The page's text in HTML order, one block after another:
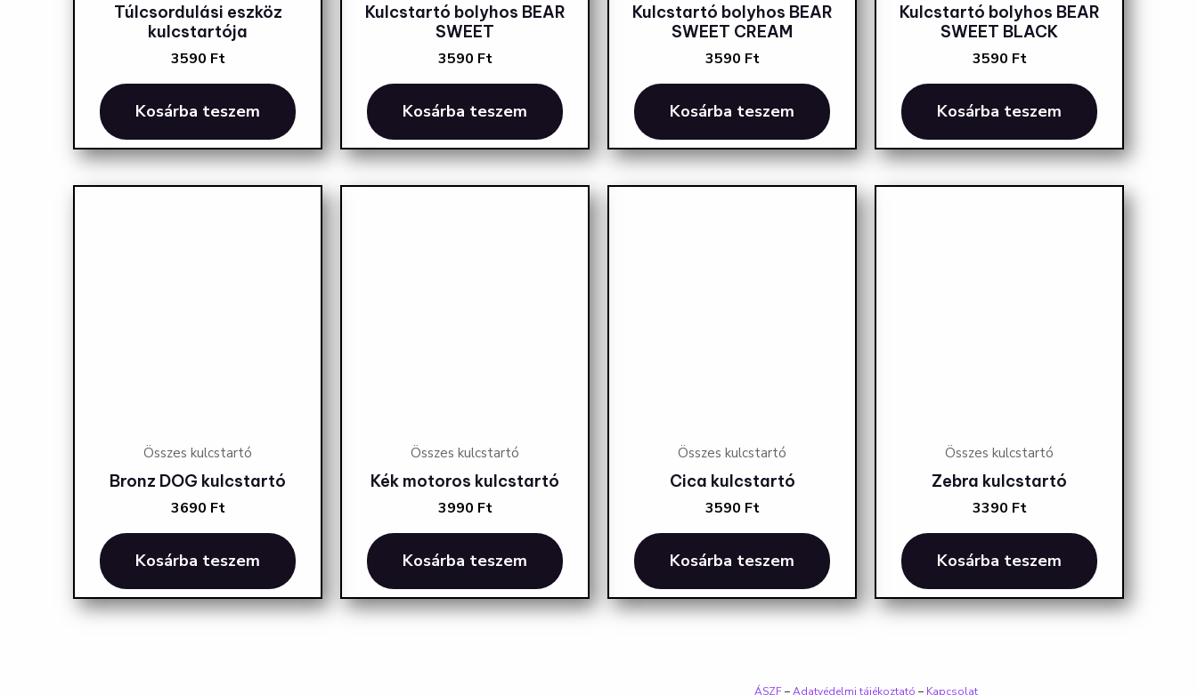
Túlcsordulási eszköz
kulcstartója
3590 Ft
Kosárba teszem
Kulcstartó bolyhos BEAR
SWEET
3590 Ft
Kosárba teszem
Kulcstartó bolyhos BEAR
SWEET CREAM
3590 Ft
Kosárba teszem
Kulcstartó bolyhos BEAR
SWEET BLACK
3590 Ft
Kosárba teszem
Összes kulcstartó
Bronz DOG kulcstartó
3690 Ft
Kosárba teszem
Összes kulcstartó
Kék motoros kulcstartó
3990 Ft
Kosárba teszem
Összes kulcstartó
Cica kulcstartó
3590 Ft
Kosárba teszem
Összes kulcstartó
Zebra kulcstartó
3390 Ft
Kosárba teszem
ÁSZF–Adatvédelmi tájékoztató – Kapcsolat